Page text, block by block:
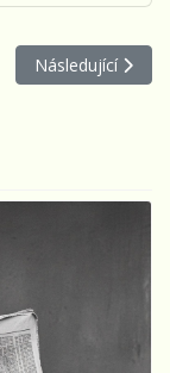
z
Další článek:
Následující